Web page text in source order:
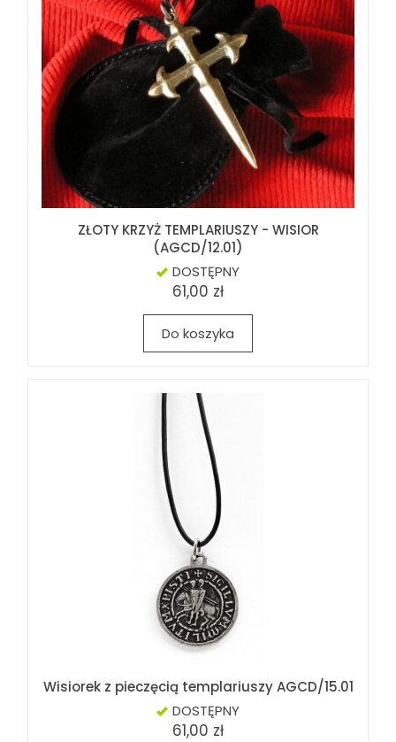
ZŁOTY KRZYŻ TEMPLARIUSZY - WISIOR
(AGCD/12.01)
DOSTĘPNY
61,00 zł
Do koszyka
Wisiorek z pieczęcią templariuszy AGCD/15.01
DOSTĘPNY
61,00 zł